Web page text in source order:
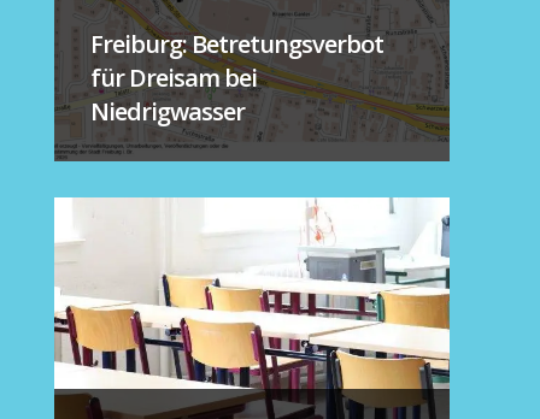
Freiburg: Betretungsverbot
für Dreisam bei
Niedrigwasser